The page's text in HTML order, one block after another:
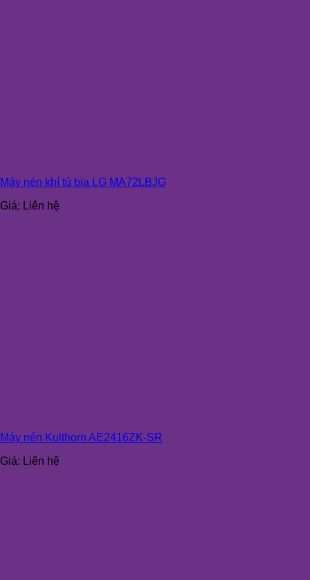
Máy nén khí tủ bia LG MA72LBJG
Giá: Liên hệ
Máy nén Kulthorn AE2416ZK-SR
Giá: Liên hệ